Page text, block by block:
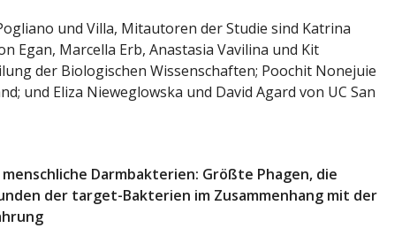
und Villa, Mitautoren der Studie sind Katrina
Egan, Marcella Erb, Anastasia Vavilina und Kit
der Biologischen Wissenschaften; Poochit Nonejuie
und Eliza Nieweglowska und David Agard von UC San
Darmbakterien: Größte Phagen, die
der target-Bakterien im Zusammenhang mit der